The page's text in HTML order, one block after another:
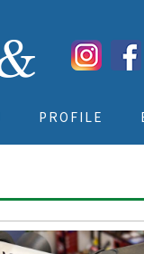
PROFILE